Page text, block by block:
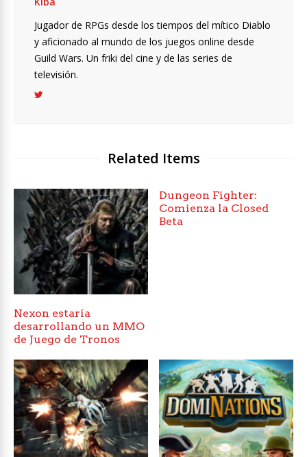
Jugador de RPGs desde los tiempos del mítico Diablo
y aficionado al mundo de los juegos online desde
Guild Wars. Un friki del cine y de las series de
televisión.
Related Items
Nexon estaría
desarrollando un MMO
de Juego de Tronos
Dungeon Fighter:
Comienza la Closed
Beta